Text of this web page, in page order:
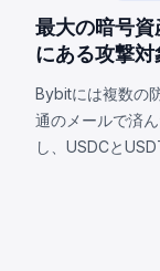
最大の暗号
にある攻撃対
Bybitには複数の
通のメールで済
し、USDCと